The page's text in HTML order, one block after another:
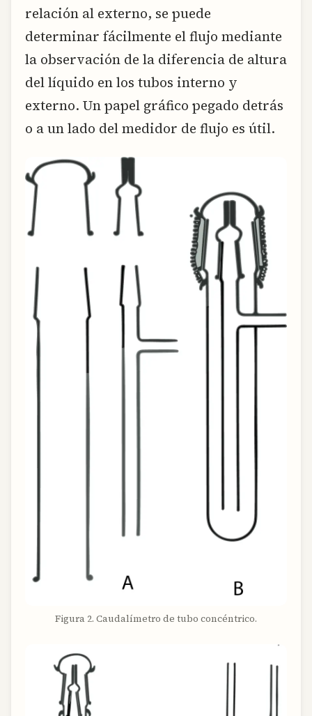
relación al externo, se puede
determinar fácilmente el flujo mediante
la observación de la diferencia de altura
del líquido en los tubos interno y
externo. Un papel gráfico pegado detrás
o a un lado del medidor de flujo es útil.
Figura 2. Caudalímetro de tubo concéntrico.